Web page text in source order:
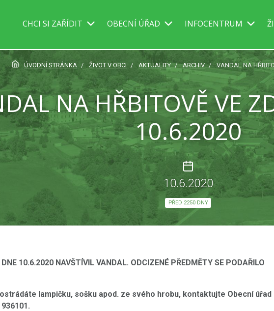
CHCI SI ZAŘÍDIT OBECNÍ ÚŘAD INFOCENTRUM
ÚVODNÍ STRÁNKA ŽIVOT V OBCI AKTUALITY ARCHIV VANDAL NA
NA HŘBITOVĚ VE
10.6.2020
10.6.2020
PŘED 2250 DNY
10.6.2020 NAVŠTÍVIL VANDAL. ODCIZENÉ PŘEDMĚTY SE PODAŘILO
lampičku, sošku apod. ze svého hrobu, kontaktujte Obecní úřad